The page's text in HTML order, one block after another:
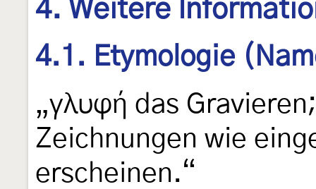
4. Weitere
4.1. Etymologie
„γλυφή das
Zeichnungen wie
erscheinen.“